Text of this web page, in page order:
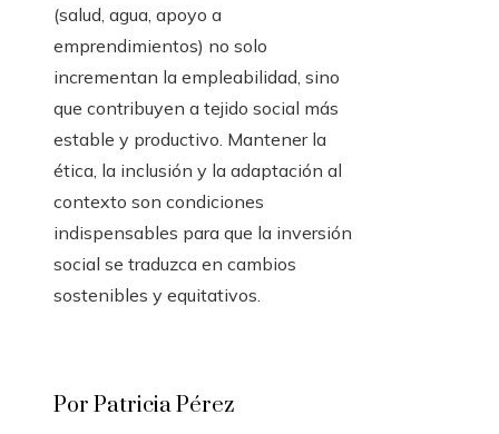
(salud, agua, apoyo a
emprendimientos) no solo
incrementan la empleabilidad, sino
que contribuyen a tejido social más
estable y productivo. Mantener la
ética, la inclusión y la adaptación al
contexto son condiciones
indispensables para que la inversión
social se traduzca en cambios
sostenibles y equitativos.
Por Patricia Pérez